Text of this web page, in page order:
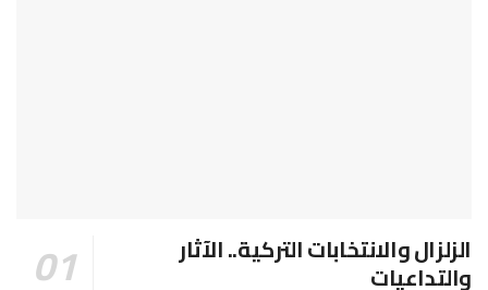
الزلزال والانتخابات التركية.. الآثار
والتداعيات